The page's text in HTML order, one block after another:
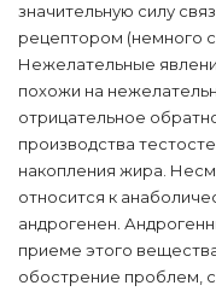
значительную силу
рецептором (немного
Нежелательные
похожи на
отрицательное
производства
накопления жира.
относится к
андрогенен.
приеме этого
обострение проблем,